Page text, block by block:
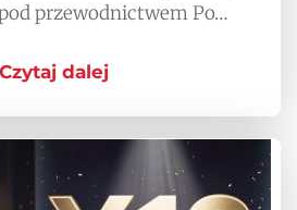
przewodnictwem Po…
Czytaj dalej